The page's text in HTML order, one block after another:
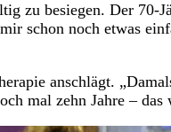
zu besiegen. Der 70-
schon noch etwas
anschlägt.
mal zehn Jahre – das